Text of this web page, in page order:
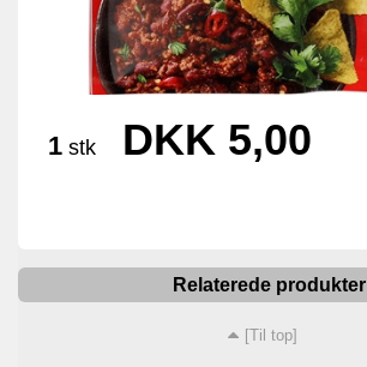
1 stk DKK 5,00
Relaterede produkter
[Til top]